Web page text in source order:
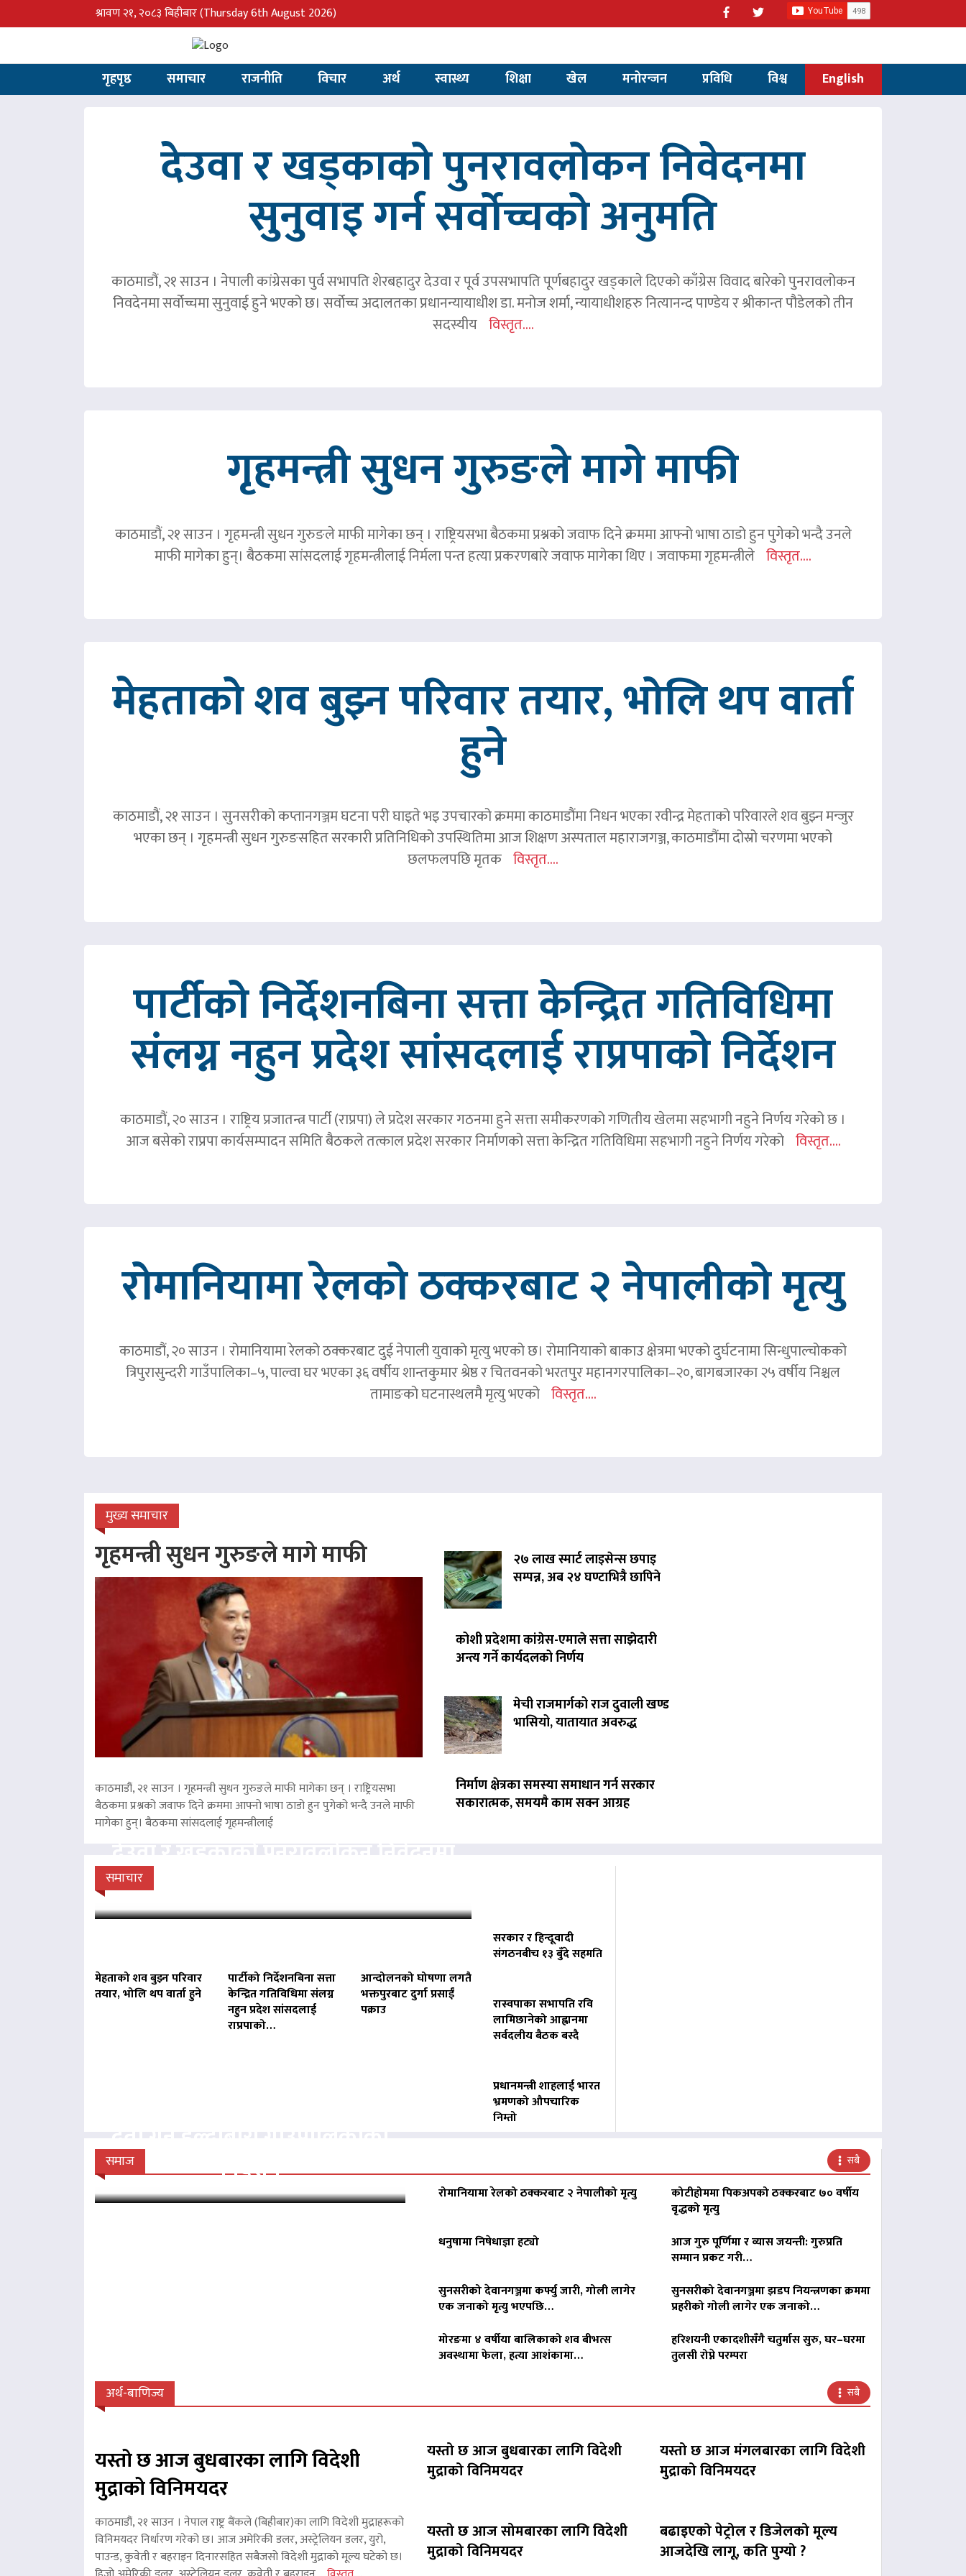
श्रावण २१, २०८३ बिहीबार(Thursday 6th August 2026)
गृहपृष्ठ समाचार राजनीति विचार अर्थ स्वास्थ्य शिक्षा खेल मनोरन्जन प्रविधि विश्व English
देउवा र खड्काको पुनरावलोकन निवेदनमा
सुनुवाइ गर्न सर्वोच्चको अनुमति
काठमाडौं, २१ साउन । नेपाली कांग्रेसका पुर्व सभापति शेरबहादुर देउवा र पूर्व उपसभापति पूर्णबहादुर खड्काले दिएको काँग्रेस विवाद बारेको पुनरावलोकन
निवदेनमा सर्वोच्चमा सुनुवाई हुने भएको छ। सर्वोच्च अदालतका प्रधानन्यायाधीश डा. मनोज शर्मा, न्यायाधीशहरु नित्यानन्द पाण्डेय र श्रीकान्त पौडेलको तीन
सदस्यीय विस्तृत....
गृहमन्त्री सुधन गुरुङले मागे माफी
काठमाडौं, २१ साउन । गृहमन्त्री सुधन गुरुङले माफी मागेका छन् । राष्ट्रियसभा बैठकमा प्रश्नको जवाफ दिने क्रममा आफ्नो भाषा ठाडो हुन पुगेको भन्दै उनले
माफी मागेका हुन्। बैठकमा सांसदलाई गृहमन्त्रीलाई निर्मला पन्त हत्या प्रकरणबारे जवाफ मागेका थिए । जवाफमा गृहमन्त्रीले विस्तृत....
मेहताको शव बुझ्न परिवार तयार, भोलि थप वार्ता
हुने
काठमाडौं, २१ साउन । सुनसरीको कप्तानगञ्जम घटना परी घाइते भइ उपचारको क्रममा काठमाडौंमा निधन भएका रवीन्द्र मेहताको परिवारले शव बुझ्न मन्जुर
भएका छन् । गृहमन्त्री सुधन गुरुङसहित सरकारी प्रतिनिधिको उपस्थितिमा आज शिक्षण अस्पताल महाराजगञ्ज, काठमाडौंमा दोस्रो चरणमा भएको
छलफलपछि मृतक विस्तृत....
पार्टीको निर्देशनबिना सत्ता केन्द्रित गतिविधिमा
संलग्न नहुन प्रदेश सांसदलाई राप्रपाको निर्देशन
काठमाडौं, २० साउन । राष्ट्रिय प्रजातन्त्र पार्टी (राप्रपा) ले प्रदेश सरकार गठनमा हुने सत्ता समीकरणको गणितीय खेलमा सहभागी नहुने निर्णय गरेको छ ।
आज बसेको राप्रपा कार्यसम्पादन समिति बैठकले तत्काल प्रदेश सरकार निर्माणको सत्ता केन्द्रित गतिविधिमा सहभागी नहुने निर्णय गरेको विस्तृत....
रोमानियामा रेलको ठक्करबाट २ नेपालीको मृत्यु
काठमाडौं, २० साउन । रोमानियामा रेलको ठक्करबाट दुई नेपाली युवाको मृत्यु भएको छ। रोमानियाको बाकाउ क्षेत्रमा भएको दुर्घटनामा सिन्धुपाल्चोकको
त्रिपुरासुन्दरी गाउँपालिका–५, पाल्वा घर भएका ३६ वर्षीय शान्तकुमार श्रेष्ठ र चितवनको भरतपुर महानगरपालिका–२०, बागबजारका २५ वर्षीय निश्चल
तामाङको घटनास्थलमै मृत्यु भएको विस्तृत....
मुख्य समाचार
गृहमन्त्री सुधन गुरुङले मागे माफी
काठमाडौं, २१ साउन । गृहमन्त्री सुधन गुरुङले माफी मागेका छन् । राष्ट्रियसभा
बैठकमा प्रश्नको जवाफ दिने क्रममा आफ्नो भाषा ठाडो हुन पुगेको भन्दै उनले माफी
मागेका हुन्। बैठकमा सांसदलाई गृहमन्त्रीलाई
२७ लाख स्मार्ट लाइसेन्स छपाइ
सम्पन्न, अब २४ घण्टाभित्रै छापिने
कोशी प्रदेशमा कांग्रेस-एमाले सत्ता साझेदारी
अन्त्य गर्ने कार्यदलको निर्णय
मेची राजमार्गको राज दुवाली खण्ड
भासियो, यातायात अवरुद्ध
निर्माण क्षेत्रका समस्या समाधान गर्न सरकार
सकारात्मक, समयमै काम सक्न आग्रह
समाचार
मेहताको शव बुझ्न परिवार
तयार, भोलि थप वार्ता हुने
पार्टीको निर्देशनबिना सत्ता
केन्द्रित गतिविधिमा संलग्न
नहुन प्रदेश सांसदलाई
राप्रपाको…
आन्दोलनको घोषणा लगतै
भक्तपुरबाट दुर्गा प्रसाईं
पक्राउ
सरकार र हिन्दूवादी
संगठनबीच १३ बुँदे सहमति
रास्वपाका सभापति रवि
लामिछानेको आह्वानमा
सर्वदलीय बैठक बस्दै
प्रधानमन्त्री शाहलाई भारत
भ्रमणको औपचारिक
निम्तो
समाज सबै
निर्देशन
रोमानियामा रेलको ठक्करबाट २ नेपालीको मृत्यु
कोटीहोममा पिकअपको ठक्करबाट ७० वर्षीय
वृद्धको मृत्यु
धनुषामा निषेधाज्ञा हट्यो
आज गुरु पूर्णिमा र व्यास जयन्ती: गुरुप्रति
सम्मान प्रकट गरी…
सुनसरीको देवानगञ्जमा कर्फ्यु जारी, गोली लागेर
एक जनाको मृत्यु भएपछि…
सुनसरीको देवानगञ्जमा झडप नियन्त्रणका क्रममा
प्रहरीको गोली लागेर एक जनाको…
मोरङमा ४ वर्षीया बालिकाको शव बीभत्स
अवस्थामा फेला, हत्या आशंकामा…
हरिशयनी एकादशीसँगै चतुर्मास सुरु, घर–घरमा
तुलसी रोप्ने परम्परा
अर्थ-बाणिज्य सबै
यस्तो छ आज बुधबारका लागि विदेशी
मुद्राको विनिमयदर
काठमाडौं, २१ साउन । नेपाल राष्ट्र बैंकले (बिहीबार)का लागि विदेशी मुद्राहरूको
विनिमयदर निर्धारण गरेको छ। आज अमेरिकी डलर, अस्ट्रेलियन डलर, युरो,
पाउन्ड, कुवेती र बहराइन दिनारसहित सबैजसो विदेशी मुद्राको मूल्य घटेको छ।
यस्तो छ आज बुधबारका लागि विदेशी
मुद्राको विनिमयदर
यस्तो छ आज मंगलबारका लागि विदेशी
मुद्राको विनिमयदर
यस्तो छ आज सोमबारका लागि विदेशी
मुद्राको विनिमयदर
बढाइएको पेट्रोल र डिजेलको मूल्य
आजदेखि लागू, कति पुग्यो ?